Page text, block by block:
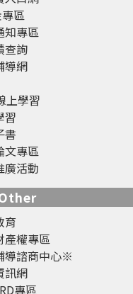
區
知專區
查詢
導網
上學習
習
書
文專區
廣活動
育
產權專區
導諮商中心※
訊網
專區